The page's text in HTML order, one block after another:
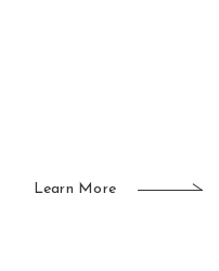
Learn More